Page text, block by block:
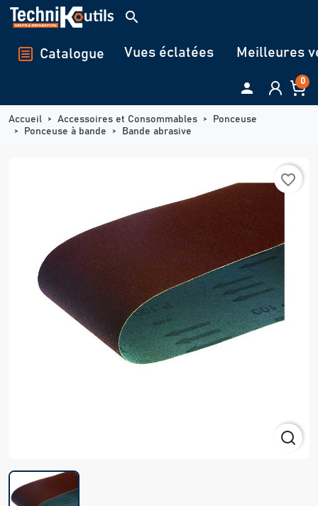
Panneau de gestion des cookies
search
Catalogue Vues éclatées Meilleures
 0
Accueil Accessoires et Consommables
Ponceuse
Ponceuse à bande
Bande abrasive
favorite_border